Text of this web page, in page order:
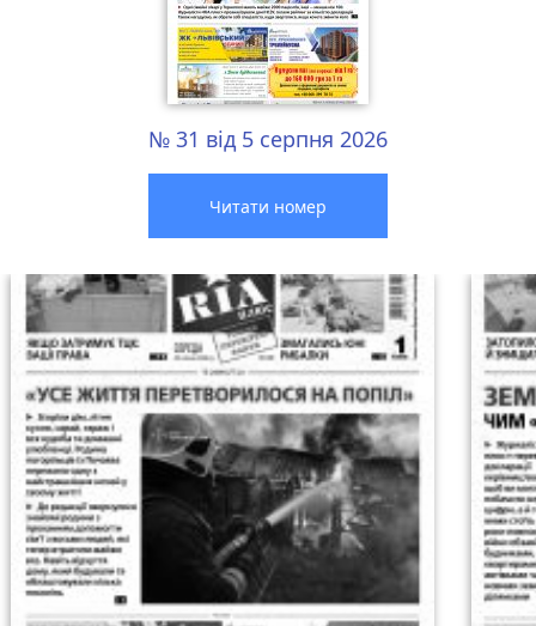
№ 31 від 5 серпня 2026
Читати номер